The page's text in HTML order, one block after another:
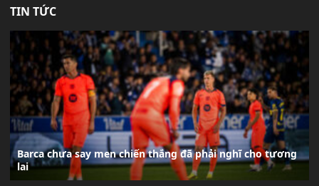
TIN TỨC
Barca chưa say men chiến thắng đã phải nghĩ cho tương
lai